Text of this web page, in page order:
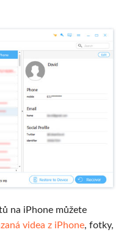
na iPhone můžete
videa z iPhone, fotky,